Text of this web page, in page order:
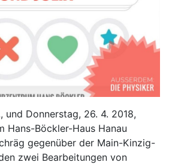
Donnerstag, 26. 4. 2018,
Hans-Böckler-Haus Hanau
gegenüber der Main-Kinzig-
zwei Bearbeitungen von